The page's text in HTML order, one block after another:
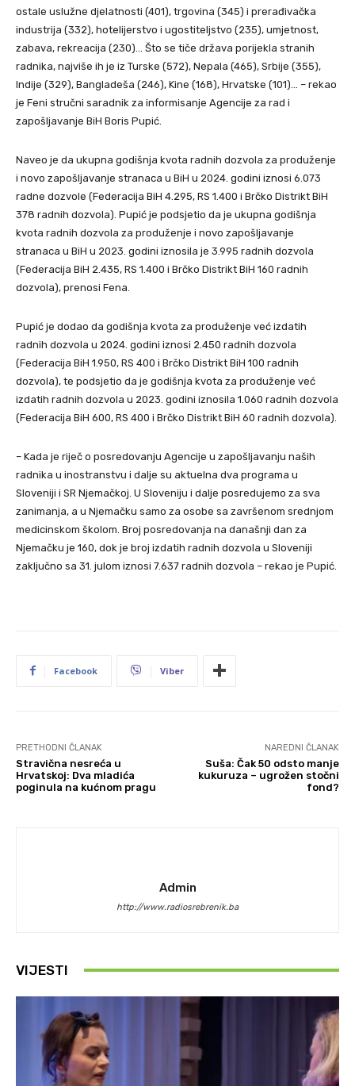
ostale uslužne djelatnosti (401), trgovina (345) i prerađivačka
industrija (332), hotelijerstvo i ugostiteljstvo (235), umjetnost,
zabava, rekreacija (230)… Što se tiče država porijekla stranih
radnika, najviše ih je iz Turske (572), Nepala (465), Srbije (355),
Indije (329), Bangladeša (246), Kine (168), Hrvatske (101)… – rekao
je Feni stručni saradnik za informisanje Agencije za rad i
zapošljavanje BiH Boris Pupić.
Naveo je da ukupna godišnja kvota radnih dozvola za produženje
i novo zapošljavanje stranaca u BiH u 2024. godini iznosi 6.073
radne dozvole (Federacija BiH 4.295, RS 1.400 i Brčko Distrikt BiH
378 radnih dozvola). Pupić je podsjetio da je ukupna godišnja
kvota radnih dozvola za produženje i novo zapošljavanje
stranaca u BiH u 2023. godini iznosila je 3.995 radnih dozvola
(Federacija BiH 2.435, RS 1.400 i Brčko Distrikt BiH 160 radnih
dozvola), prenosi Fena.
Pupić je dodao da godišnja kvota za produženje već izdatih
radnih dozvola u 2024. godini iznosi 2.450 radnih dozvola
(Federacija BiH 1.950, RS 400 i Brčko Distrikt BiH 100 radnih
dozvola), te podsjetio da je godišnja kvota za produženje već
izdatih radnih dozvola u 2023. godini iznosila 1.060 radnih dozvola
(Federacija BiH 600, RS 400 i Brčko Distrikt BiH 60 radnih dozvola).
– Kada je riječ o posredovanju Agencije u zapošljavanju naših
radnika u inostranstvu i dalje su aktuelna dva programa u
Sloveniji i SR Njemačkoj. U Sloveniju i dalje posredujemo za sva
zanimanja, a u Njemačku samo za osobe sa završenom srednjom
medicinskom školom. Broj posredovanja na današnji dan za
Njemačku je 160, dok je broj izdatih radnih dozvola u Sloveniji
zaključno sa 31. julom iznosi 7.637 radnih dozvola – rekao je Pupić.
Facebook Viber
PRETHODNI ČLANAK
Stravična nesreća u
Hrvatskoj: Dva mladića
poginula na kućnom pragu
NAREDNI ČLANAK
Suša: Čak 50 odsto manje
kukuruza – ugrožen stočni
fond?
Admin
http://www.radiosrebrenik.ba
VIJESTI